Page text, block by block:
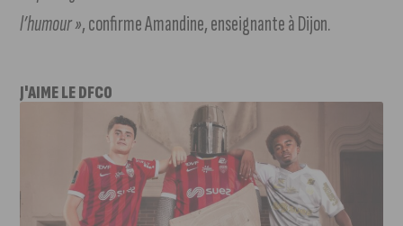
l’humour », confirme Amandine, enseignante à Dijon.
J'AIME LE DFCO